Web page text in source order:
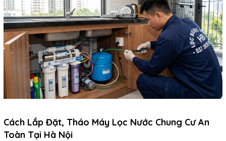
Cách Lắp Đặt, Tháo Máy Lọc Nước Chung Cư An
Toàn Tại Hà Nội